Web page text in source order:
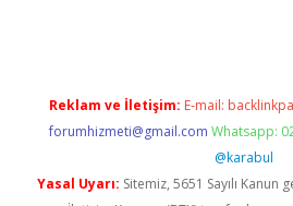
Reklam ve İletişim: E-mail:
forumhizmeti@gmail.com Whatsapp:
@karabul
Yasal Uyarı: Sitemiz, 5651 Sayılı